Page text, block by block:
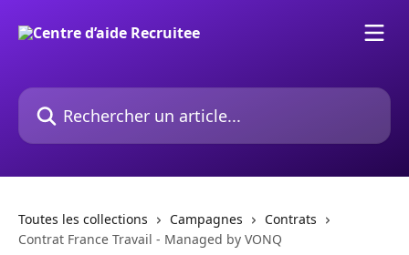
Rechercher un article...
Toutes les collections Campagnes
Contrats
Contrat France Travail - Managed by VONQ